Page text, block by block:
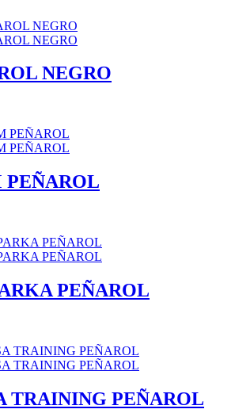
NEGRO
PEÑAROL
PEÑAROL
TRAINING PEÑAROL